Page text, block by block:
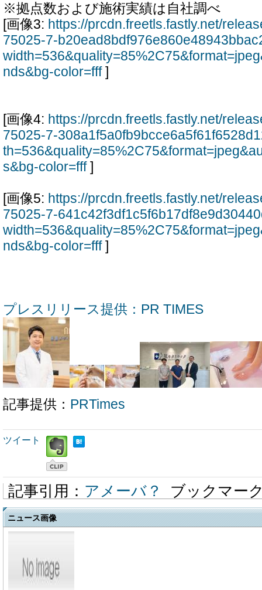
※拠点数および施術実績は自社調べ
[画像3: https://prcdn.freetls.fastly.net/
75025-7-
nds&bg-color=fff]
[画像4: https://prcdn.freetls.fastly.net/
75025-7-
s&bg-color=fff]
[画像5: https://prcdn.freetls.fastly.net/
75025-7-
nds&bg-color=fff]
プレスリリース提供：PR TIMES
記事提供： PRTimes
ツイート
記事引用： アメーバ？ ブックマー
ニュース画像